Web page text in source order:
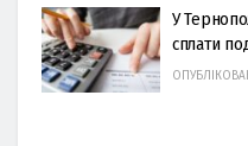
У
сплати